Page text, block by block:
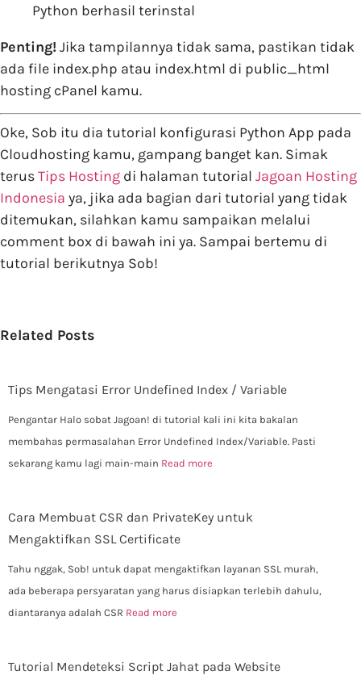
Python berhasil terinstal
Penting!Jika tampilannya tidak sama, pastikan tidak
ada file index.php atau index.html di public_html
hosting cPanel kamu.
Oke, Sob itu dia tutorial konfigurasi Python App pada
Cloudhosting kamu, gampang banget kan. Simak
terusTips Hosting di halaman tutorial Jagoan Hosting
Indonesia ya, jika ada bagian dari tutorial yang tidak
ditemukan, silahkan kamu sampaikan melalui
comment box di bawah ini ya. Sampai bertemu di
tutorial berikutnya Sob!
Related Posts
Tips Mengatasi Error Undefined Index / Variable
Pengantar Halo sobat Jagoan! di tutorial kali ini kita bakalan
membahas permasalahan Error Undefined Index/Variable. Pasti
sekarang kamu lagi main-main Read more
Cara Membuat CSR dan PrivateKey untuk
Mengaktifkan SSL Certificate
Tahu nggak, Sob! untuk dapat mengaktifkan layanan SSL murah,
ada beberapa persyaratan yang harus disiapkan terlebih dahulu,
diantaranya adalah CSR Read more
Tutorial Mendeteksi Script Jahat pada Website